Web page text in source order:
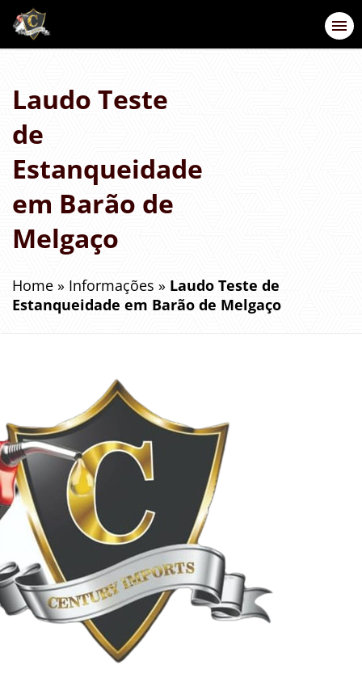
Laudo Teste
de
Estanqueidade
em Barão de
Melgaço
Home » Informações » Laudo Teste de
Estanqueidade em Barão de Melgaço